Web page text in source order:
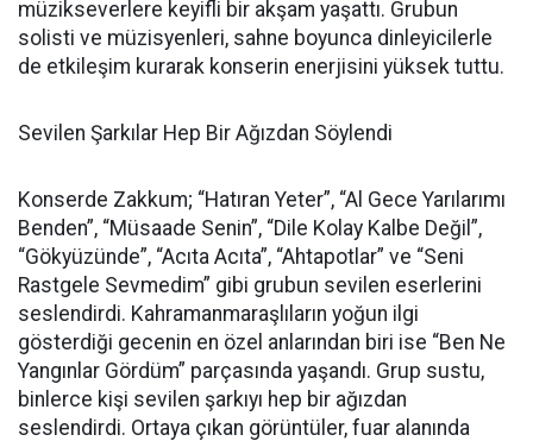
müzikseverlere keyifli bir akşam yaşattı. Grubun
solisti ve müzisyenleri, sahne boyunca dinleyicilerle
de etkileşim kurarak konserin enerjisini yüksek tuttu.
Sevilen Şarkılar Hep Bir Ağızdan Söylendi
Konserde Zakkum; “Hatıran Yeter”, “Al Gece Yarılarımı
Benden”, “Müsaade Senin”, “Dile Kolay Kalbe Değil”,
“Gökyüzünde”, “Acıta Acıta”, “Ahtapotlar” ve “Seni
Rastgele Sevmedim” gibi grubun sevilen eserlerini
seslendirdi. Kahramanmaraşlıların yoğun ilgi
gösterdiği gecenin en özel anlarından biri ise “Ben Ne
Yangınlar Gördüm” parçasında yaşandı. Grup sustu,
binlerce kişi sevilen şarkıyı hep bir ağızdan
seslendirdi. Ortaya çıkan görüntüler, fuar alanında